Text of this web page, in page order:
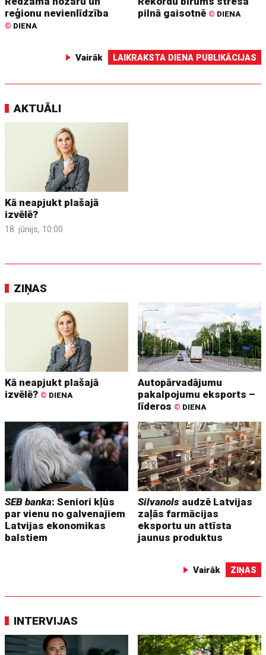
reģionu nevienlīdzība
© DIENA
pilnā gaisotnē © DIENA
Vairāk LAIKRAKSTA DIENA PUBLIKĀCIJAS
AKTUĀLI
Kā neapjukt plašajā
izvēlē?
18. jūnijs, 10:00
ZIŅAS
Kā neapjukt plašajā
izvēlē? © DIENA
Autopārvadājumu
pakalpojumu eksports –
līderos © DIENA
SEB banka: Seniori kļūs
par vienu no galvenajiem
Latvijas ekonomikas
balstiem
Silvanols audzē Latvijas
zaļās farmācijas
eksportu un attīsta
jaunus produktus
Vairāk ZIŅAS
INTERVIJAS